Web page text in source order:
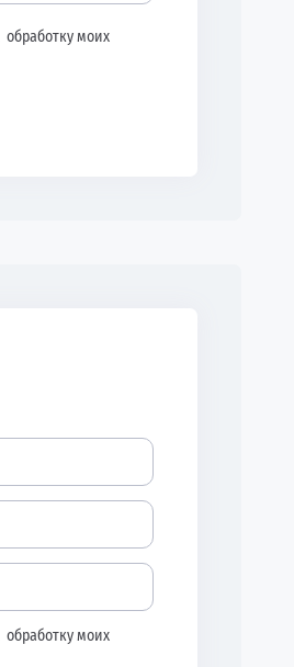
обработку моих
обработку моих